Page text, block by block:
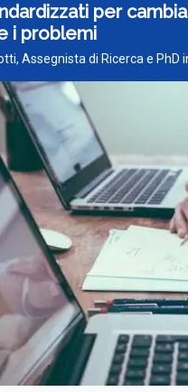
per
i problemi
Assegnista di Ricerca e